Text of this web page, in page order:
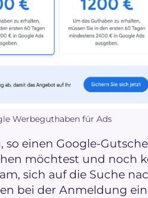
Werbeguthaben für Ads
einen Google-
möchtest und noch
sich auf die Suche
bei der Anmeldung